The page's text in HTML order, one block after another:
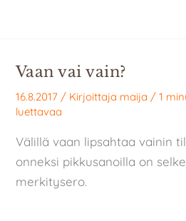
Vaan vai vain?
16.8.2017 / Kirjoittaja maija / 1
luettavaa
Välillä vaan lipsahtaa vainin
onneksi pikkusanoilla on
merkitysero.